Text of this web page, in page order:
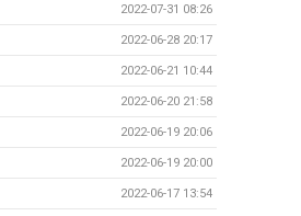
2022-07-31 08:26
2022-06-28 20:17
2022-06-21 10:44
2022-06-20 21:58
2022-06-19 20:06
2022-06-19 20:00
2022-06-17 13:54